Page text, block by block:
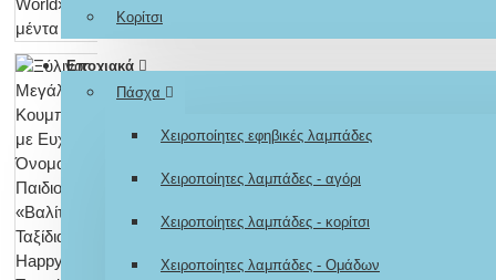
Κορίτσι
Εποχιακά
Πάσχα
Χειροποίητες εφηβικές λαμπάδες
Χειροποίητες λαμπάδες - αγόρι
Χειροποίητες λαμπάδες - κορίτσι
Χειροποίητες λαμπάδες - Ομάδων